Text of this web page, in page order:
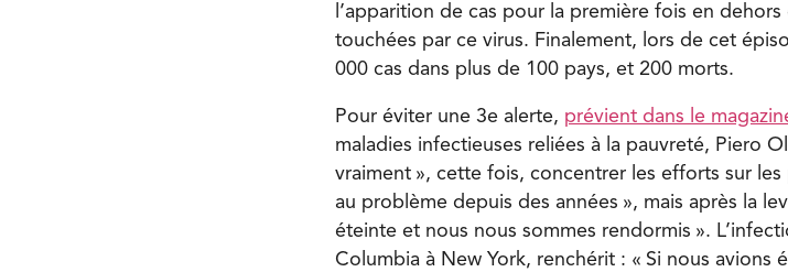
l’apparition de cas pour la première fois en
touchées par ce virus. Finalement, lors de cet
000 cas dans plus de 100 pays, et 200 morts.
Pour éviter une 3e alerte, prévient dans le
maladies infectieuses reliées à la pauvreté, Piero
vraiment », cette fois, concentrer les efforts sur
au problème depuis des années », mais après la
éteinte et nous nous sommes rendormis ».
Columbia à New York, renchérit : « Si nous avions